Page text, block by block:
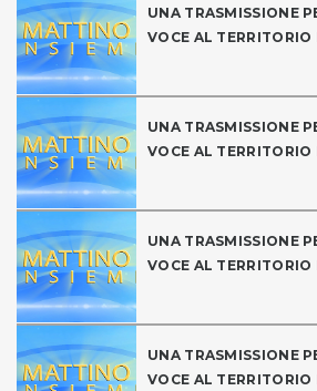
UNA TRASMISSIONE
VOCE AL TERRITORIO
UNA TRASMISSIONE
VOCE AL TERRITORIO
UNA TRASMISSIONE
VOCE AL TERRITORIO
UNA TRASMISSIONE
VOCE AL TERRITORIO